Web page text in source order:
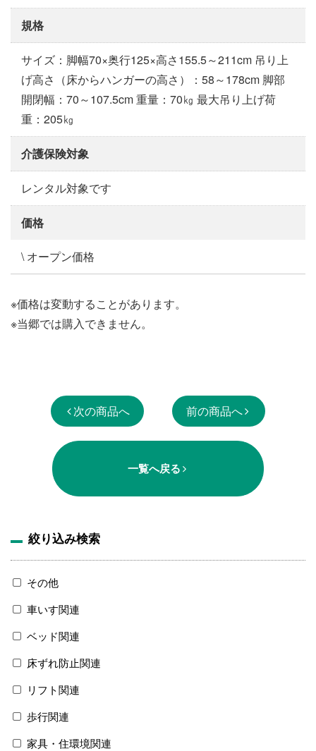
規格
サイズ：脚幅70×奥行125×高さ155.5～211cm 吊り上
げ高さ（床からハンガーの高さ）：58～178cm 脚部
開閉幅：70～107.5cm 重量：70㎏ 最大吊り上げ荷
重：205㎏
介護保険対象
レンタル対象です
価格
\ オープン価格
※価格は変動することがあります。
※当郷では購入できません。
次の商品へ 前の商品へ
一覧へ戻る
絞り込み検索
その他
車いす関連
ベッド関連
床ずれ防止関連
リフト関連
歩行関連
家具・住環境関連